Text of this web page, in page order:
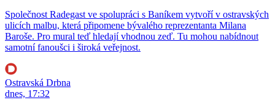
Společnost Radegast ve spolupráci s Baníkem vytvoří v ostravských
ulicích malbu, která připomene bývalého reprezentanta Milana
Baroše. Pro mural teď hledají vhodnou zeď. Tu mohou nabídnout
samotní fanoušci i široká veřejnost.
Ostravská Drbna
dnes, 17:32